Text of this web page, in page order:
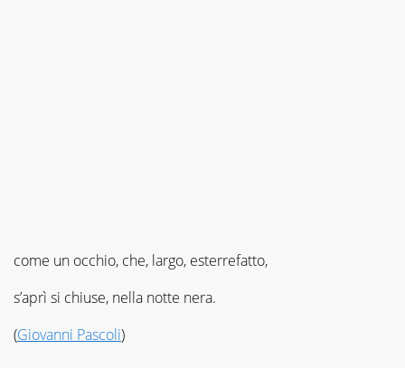
come un occhio, che, largo, esterrefatto,
s’aprì si chiuse, nella notte nera.
(Giovanni Pascoli)